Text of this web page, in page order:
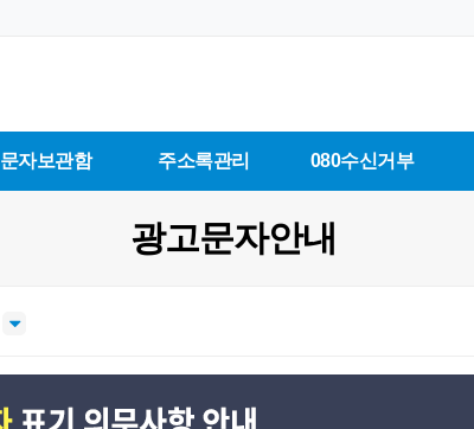
문자보관함 주소록관리 080수신거부
광고문자안내